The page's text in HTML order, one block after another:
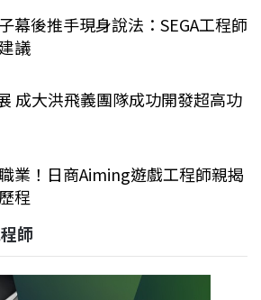
幕後推手現身說法：SEGA工程師
議
成大洪飛義團隊成功開發超高功
業！日商Aiming遊戲工程師親揭
程
師